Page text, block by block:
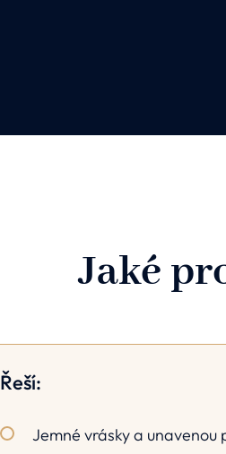
Jaké
Řeší:
Jemné vrásky a unavenou